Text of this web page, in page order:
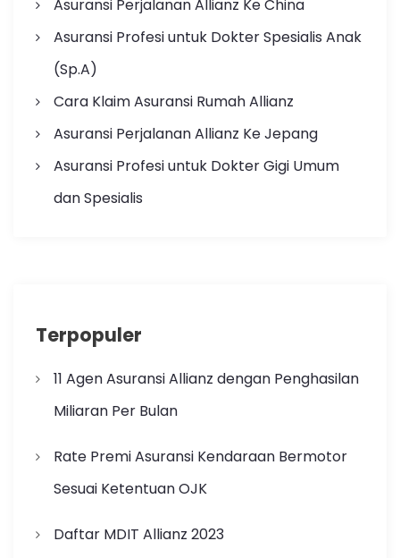
Asuransi Perjalanan Allianz Ke China
Asuransi Profesi untuk Dokter Spesialis Anak
(Sp.A)
Cara Klaim Asuransi Rumah Allianz
Asuransi Perjalanan Allianz Ke Jepang
Asuransi Profesi untuk Dokter Gigi Umum
dan Spesialis
Terpopuler
11 Agen Asuransi Allianz dengan Penghasilan
Miliaran Per Bulan
Rate Premi Asuransi Kendaraan Bermotor
Sesuai Ketentuan OJK
Daftar MDIT Allianz 2023